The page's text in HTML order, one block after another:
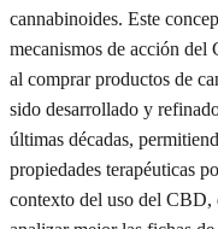
cannabinoides. Este
mecanismos de acción
al comprar productos de
sido desarrollado y
últimas décadas,
propiedades terapéuticas
contexto del uso del CBD,